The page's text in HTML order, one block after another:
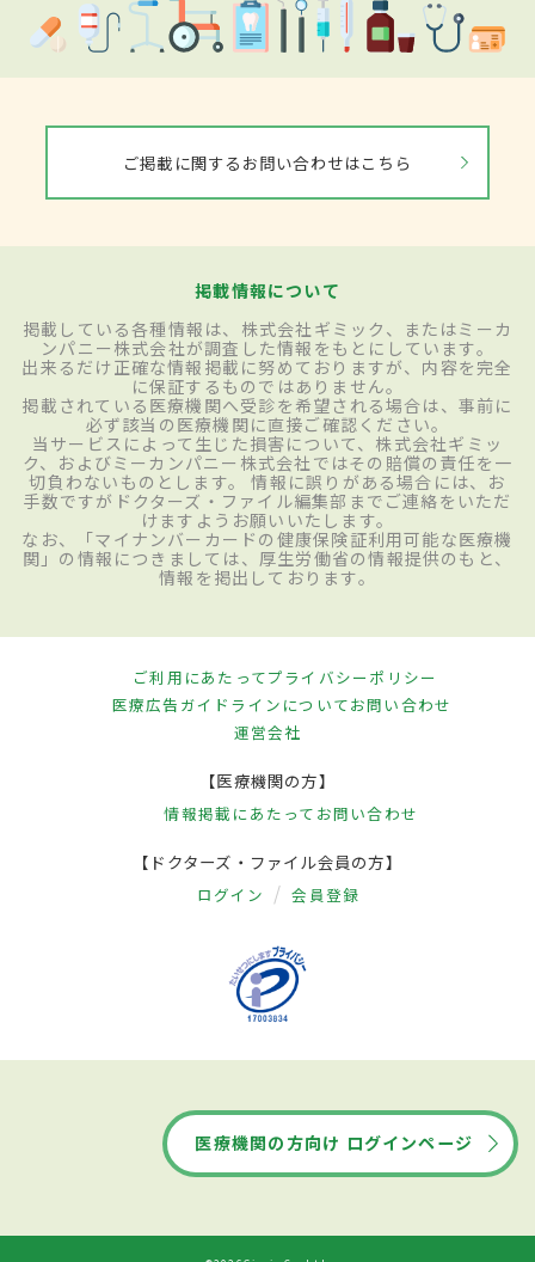
ご掲載に関するお問い合わせはこちら
掲載情報について
掲載している各種情報は、株式会社ギミック、またはミーカ
ンパニー株式会社が調査した情報をもとにしています。
出来るだけ正確な情報掲載に努めておりますが、内容を完全
に保証するものではありません。
掲載されている医療機関へ受診を希望される場合は、事前に
必ず該当の医療機関に直接ご確認ください。
当サービスによって生じた損害について、株式会社ギミッ
ク、およびミーカンパニー株式会社ではその賠償の責任を一
切負わないものとします。 情報に誤りがある場合には、お
手数ですがドクターズ・ファイル編集部までご連絡をいただ
けますようお願いいたします。
なお、「マイナンバーカードの健康保険証利用可能な医療機
関」の情報につきましては、厚生労働省の情報提供のもと、
情報を掲出しております。
ご利用にあたってプライバシーポリシー
医療広告ガイドラインについてお問い合わせ
運営会社
【医療機関の方】
情報掲載にあたって お問い合わせ
【ドクターズ・ファイル会員の方】
ログイン 会員登録
医療機関の方向け ログインページ